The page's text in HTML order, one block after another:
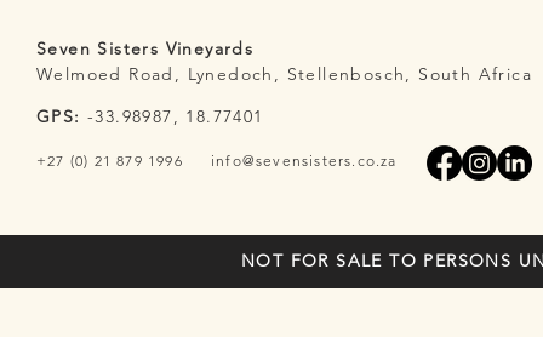
Seven Sisters Vineyards
Welmoed Road, Lynedoch, Stellenbosch, South Africa
GPS: -33.98987, 18.77401
+27 (0) 21 879 1996 info@sevensisters.co.za
NOT FOR SALE TO PERSONS